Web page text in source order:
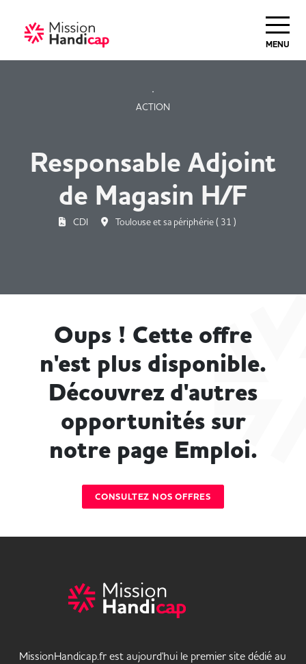
MENU
ACTION
Responsable Adjoint
de Magasin H/F
CDI Toulouse et sa périphérie ( 31 )
Oups ! Cette offre
n'est plus disponible.
Découvrez d'autres
opportunités sur
notre page Emploi.
CONSULTEZ NOS OFFRES
MissionHandicap.fr est aujourd'hui le premier site dédié au